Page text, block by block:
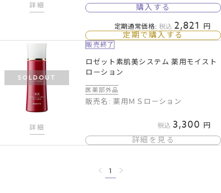
詳細 購入する
定期通常価格: 税込 2,821
定期で購入する
SOLDOUT
詳細
販売終了
ロゼット素肌美システム 薬用モイスト
ローション
医薬部外品
販売名: 薬用ＭＳローション
税込 3,300
詳細を見る
1